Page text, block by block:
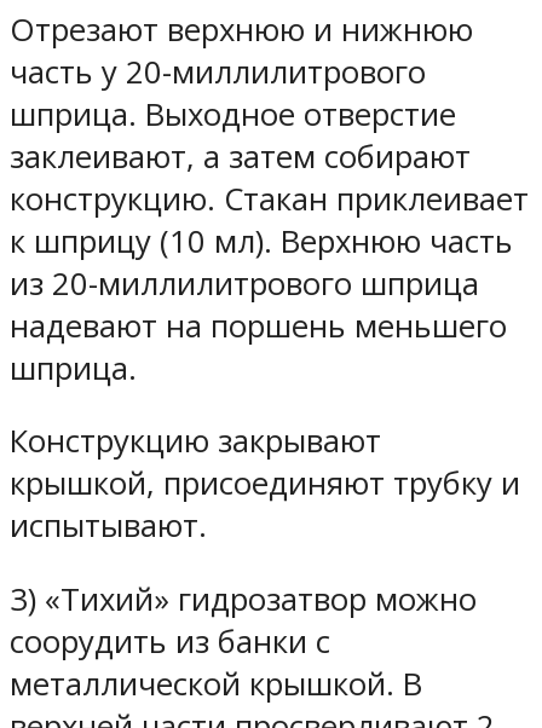
Отрезают верхнюю и нижнюю
часть у 20-миллилитрового
шприца. Выходное отверстие
заклеивают, а затем собирают
конструкцию. Стакан приклеивает
к шприцу (10 мл). Верхнюю часть
из 20-миллилитрового шприца
надевают на поршень меньшего
шприца.
Конструкцию закрывают
крышкой, присоединяют трубку и
испытывают.
3) «Тихий» гидрозатвор можно
соорудить из банки с
металлической крышкой. В